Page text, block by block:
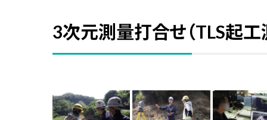
3次元測量打合せ（TLS起工